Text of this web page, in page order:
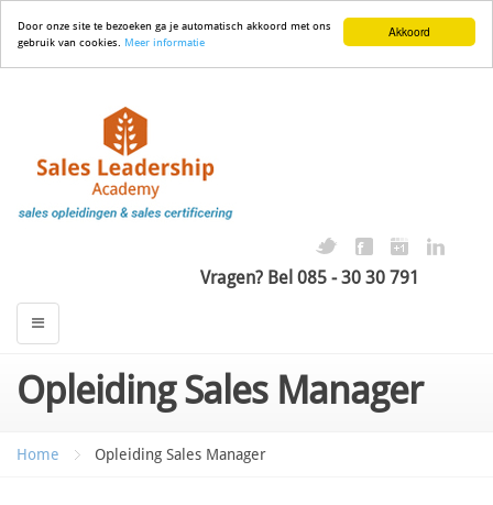
Akkoord
Door onze site te bezoeken ga je automatisch akkoord met ons
gebruik van cookies. Meer informatie
Vragen? Bel 085 - 30 30 791
Opleiding Sales Manager
Home Opleiding Sales Manager